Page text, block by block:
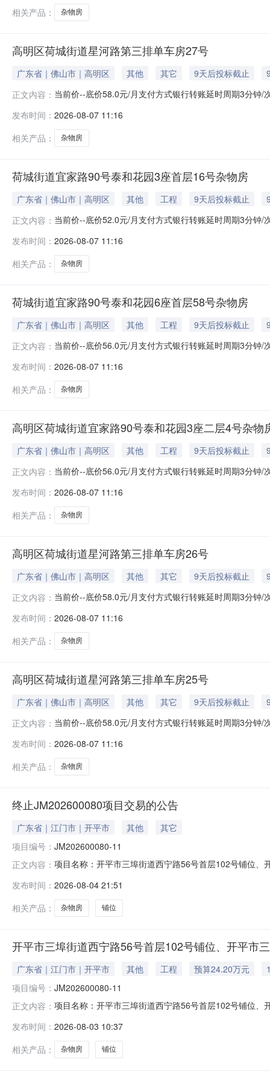
相关产品：
杂物房
高明区荷城街道星河路第三排单车房27号
广东省｜佛山市｜高明区 其他 其它 9天后投标截止
正文内容： 当前价--底价58.0元/月支付方式银行转账延时周期3分钟
排单车房27号资产编号20241225-1资产类别--面积12.0
发布时间： 2026-08-07 11:16
相关产品：
杂物房
荷城街道宜家路90号泰和花园3座首层16号杂物房
广东省｜佛山市｜高明区 其他 工程 9天后投标截止
正文内容： 当前价--底价52.0元/月支付方式银行转账延时周期3分钟
园3座首层16号杂物房资产编号202106070026-1资产类
发布时间： 2026-08-07 11:16
相关产品：
杂物房
荷城街道宜家路90号泰和花园6座首层58号杂物房
广东省｜佛山市｜高明区 其他 工程 9天后投标截止
正文内容： 当前价--底价56.0元/月支付方式银行转账延时周期3分钟
园6座首层58号杂物房资产编号202106070027-1资产类
发布时间： 2026-08-07 11:16
相关产品：
杂物房
高明区荷城街道宜家路90号泰和花园3座二层4号杂物
广东省｜佛山市｜高明区 其他 工程 9天后投标截止
正文内容： 当前价--底价56.0元/月支付方式银行转账延时周期3分钟
泰和花园3座二层4号杂物房资产编号202106070086-1
发布时间： 2026-08-07 11:16
相关产品：
杂物房
高明区荷城街道星河路第三排单车房26号
广东省｜佛山市｜高明区 其他 其它 9天后投标截止
正文内容： 当前价--底价58.0元/月支付方式银行转账延时周期3分钟
排单车房26号资产编号20241225-2资产类别--面积12.0
发布时间： 2026-08-07 11:16
相关产品：
杂物房
高明区荷城街道星河路第三排单车房25号
广东省｜佛山市｜高明区 其他 其它 9天后投标截止
正文内容： 当前价--底价58.0元/月支付方式银行转账延时周期3分钟
排单车房25号资产编号20241225-3资产类别--面积12.0
发布时间： 2026-08-07 11:16
相关产品：
杂物房
终止JM202600080项目交易的公告
广东省｜江门市｜开平市 其他
其它
项目编号： JM202600080-11
正文内容： 项目名称：开平市三埠街道西宁路56号首层102号铺位
交易的公告应委托方要求，开平市三埠街道西宁路56号
发布时间： 2026-08-04 21:51
相关产品：
杂物房 铺位
开平市三埠街道西宁路56号首层102号铺位、开平市
广东省｜江门市｜开平市 其他 工程 预算24.20万元
项目编号： JM202600080-11
正文内容： 项目名称：开平市三埠街道西宁路56号首层102号铺位
号：JM202600080-11受开平市公有企业资产管理有限
发布时间： 2026-08-03 10:37
相关产品：
杂物房 铺位